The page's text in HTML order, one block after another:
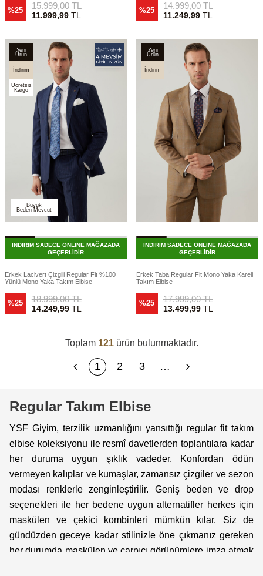
%25 15.999,00TL
11.999,99TL
%25 14.999,00TL
11.249,99TL
Yeni
Ürün
İndirim
Ücretsiz
Kargo
Büyük
Beden Mevcut
İNDİRİM SADECE ONLİNE MAĞAZADA
GEÇERLİDİR
Erkek Lacivert Çizgili Regular Fit %100
Yünlü Mono Yaka Takım Elbise
%25 18.999,00TL
14.249,99TL
Yeni
Ürün
İndirim
İNDİRİM SADECE ONLİNE MAĞAZADA
GEÇERLİDİR
Erkek Taba Regular Fit Mono Yaka Kareli
Takım Elbise
%25 17.999,00TL
13.499,99TL
Toplam 121ürün bulunmaktadır.
1 2 3 …
Regular Takım Elbise
YSF Giyim, terzilik uzmanlığını yansıttığı regular fit takım
elbise koleksiyonu ile resmî davetlerden toplantılara kadar
her duruma uygun şıklık vadeder. Konfordan ödün
vermeyen kalıplar ve kumaşlar, zamansız çizgiler ve sezon
modası renklerle zenginleştirilir. Geniş beden ve drop
seçenekleri ile her bedene uygun alternatifler herkes için
maskülen ve çekici kombinleri mümkün kılar. Siz de
gündüzden geceye kadar stilinizle öne çıkmanız gereken
her durumda maskülen ve çarpıcı görünümlere imza atmak